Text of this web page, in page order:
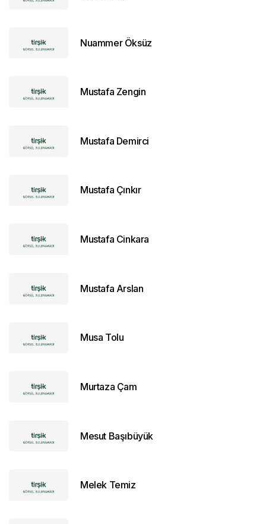
Nuammer Öksüz
Mustafa Zengin
Mustafa Demirci
Mustafa Çınkır
Mustafa Cinkara
Mustafa Arslan
Musa Tolu
Murtaza Çam
Mesut Başıbüyük
Melek Temiz